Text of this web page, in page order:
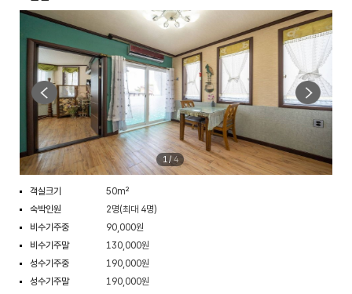
1 / 4
객실크기
50m²
숙박인원
2명(최대 4명)
비수기주중
90,000원
비수기주말
130,000원
성수기주중
190,000원
성수기주말
190,000원